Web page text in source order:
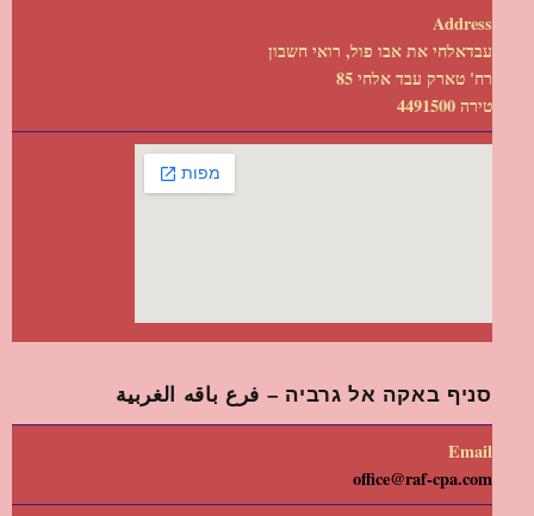
Address
עבדאלחי את אבו פול, רואי חשבון
רח' טארק עבד אלחי 85
טירה 4491500
סניף באקה אל גרביה – فرع باقه الغربية
Email
office@raf-cpa.com